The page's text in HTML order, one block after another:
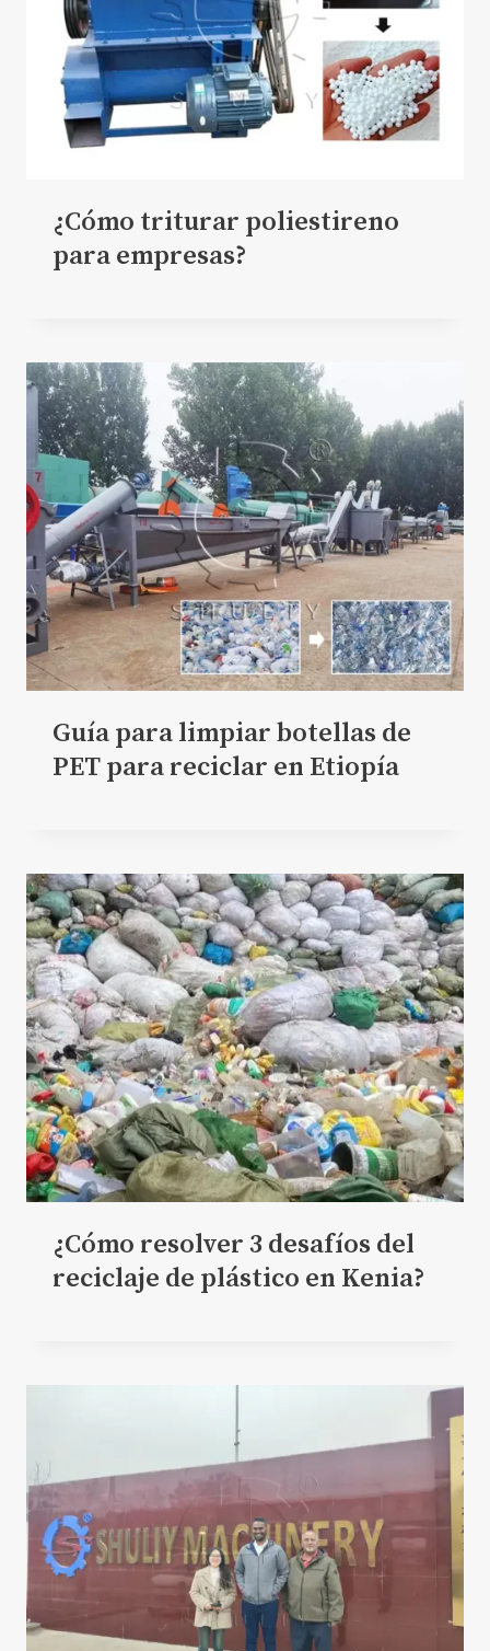
¿Cómo triturar poliestireno
para empresas?
Guía para limpiar botellas de
PET para reciclar en Etiopía
¿Cómo resolver 3 desafíos del
reciclaje de plástico en Kenia?